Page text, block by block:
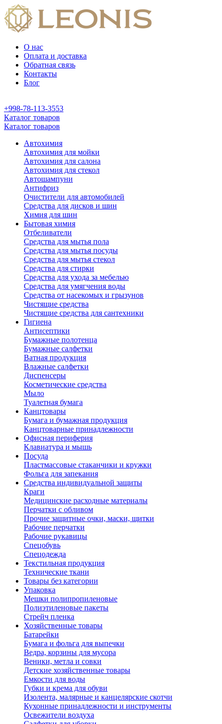
О нас
Оплата и доставка
Обратная связь
Контакты
Блог
+998-78-113-3553
Каталог товаров
Каталог товаров
Автохимия
Автохимия для мойки
Автохимия для салона
Автохимия для стекол
Автошампуни
Антифриз
Очистители для автомобилей
Средства для дисков и шин
Химия для шин
Бытовая химия
Отбеливатели
Средства для мытья пола
Средства для мытья посуды
Средства для мытья стекол
Средства для стирки
Средства для ухода за мебелью
Средства для умягчения воды
Средства от насекомых и грызунов
Чистящие средства
Чистящие средства для сантехники
Гигиена
Антисептики
Бумажные полотенца
Бумажные салфетки
Ватная продукция
Влажные салфетки
Диспенсеры
Косметические средства
Мыло
Туалетная бумага
Канцтовары
Бумага и бумажная продукция
Канцтоварные принадлежности
Офисная периферия
Клавиатура и мышь
Посуда
Пластмассовые стаканчики и кружки
Фольга для запекания
Средства индивидуальной защиты
Краги
Медицинские расходные материалы
Перчатки с обливом
Прочие защитные очки, маски, щитки
Рабочие перчатки
Рабочие рукавицы
Спецобувь
Спецодежда
Текстильная продукция
Технические ткани
Товары без категории
Упаковка
Мешки полипропиленовые
Полиэтиленовые пакеты
Стрейч пленка
Хозяйственные товары
Батарейки
Бумага и фольга для выпечки
Ведра, корзины для мусора
Веники, метла и совки
Детские хозяйственные товары
Емкости для воды
Губки и крема для обуви
Изолента, малярные и канцелярские скотчи
Кухонные принадлежности и инструменты
Освежители воздуха